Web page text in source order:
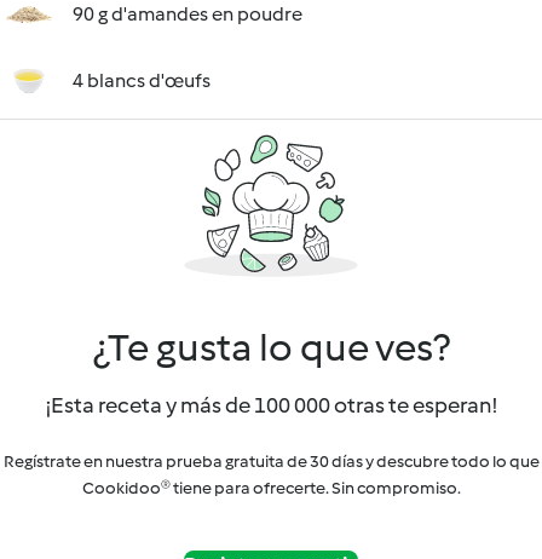
90 g d'amandes en poudre
4 blancs d'œufs
¿Te gusta lo que ves?
¡Esta receta y más de 100 000 otras te esperan!
Regístrate en nuestra prueba gratuita de 30 días y descubre todo lo que
Cookidoo® tiene para ofrecerte. Sin compromiso.